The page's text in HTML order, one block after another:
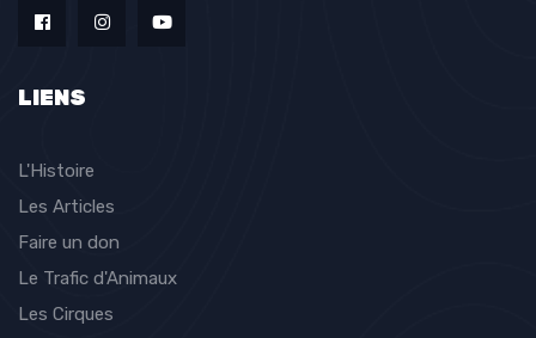
LIENS
L'Histoire
Les Articles
Faire un don
Le Trafic d'Animaux
Les Cirques